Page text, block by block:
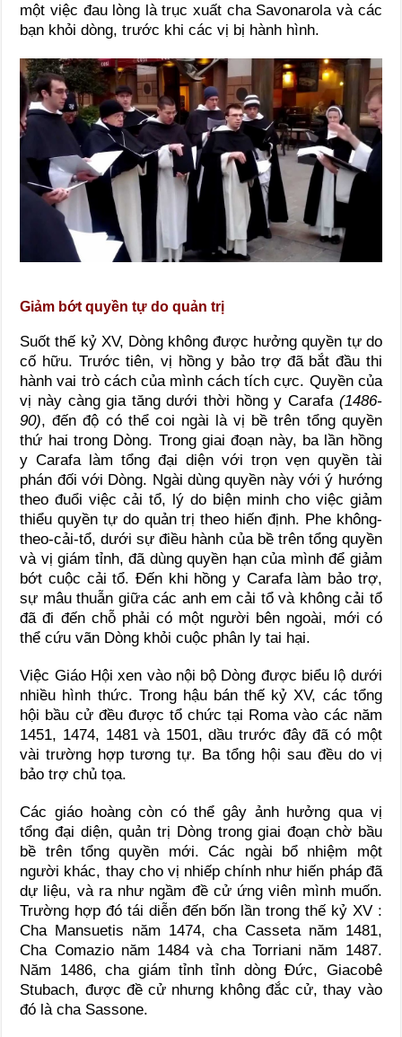
một việc đau lòng là trục xuất cha Savonarola và các
bạn khỏi dòng, trước khi các vị bị hành hình.
Giảm bớt quyền tự do quản trị
Suốt thế kỷ XV, Dòng không được hưởng quyền tự do
cố hữu. Trước tiên, vị hồng y bảo trợ đã bắt đầu thi
hành vai trò cách của mình cách tích cực. Quyền của
vị này càng gia tăng dưới thời hồng y Carafa (1486-
90), đến độ có thể coi ngài là vị bề trên tổng quyền
thứ hai trong Dòng. Trong giai đoạn này, ba lần hồng
y Carafa làm tổng đại diện với trọn vẹn quyền tài
phán đối với Dòng. Ngài dùng quyền này với ý hướng
theo đuổi việc cải tổ, lý do biện minh cho việc giảm
thiểu quyền tự do quản trị theo hiến định. Phe không-
theo-cải-tổ, dưới sự điều hành của bề trên tổng quyền
và vị giám tỉnh, đã dùng quyền hạn của mình để giảm
bớt cuộc cải tổ. Đến khi hồng y Carafa làm bảo trợ,
sự mâu thuẫn giữa các anh em cải tổ và không cải tổ
đã đi đến chỗ phải có một người bên ngoài, mới có
thể cứu vãn Dòng khỏi cuộc phân ly tai hại.
Việc Giáo Hội xen vào nội bộ Dòng được biểu lộ dưới
nhiều hình thức. Trong hậu bán thế kỷ XV, các tổng
hội bầu cử đều được tổ chức tại Roma vào các năm
1451, 1474, 1481 và 1501, dầu trước đây đã có một
vài trường hợp tương tự. Ba tổng hội sau đều do vị
bảo trợ chủ tọa.
Các giáo hoàng còn có thể gây ảnh hưởng qua vị
tổng đại diện, quản trị Dòng trong giai đoạn chờ bầu
bề trên tổng quyền mới. Các ngài bổ nhiệm một
người khác, thay cho vị nhiếp chính như hiến pháp đã
dự liệu, và ra như ngầm đề cử ứng viên mình muốn.
Trường hợp đó tái diễn đến bốn lần trong thế kỷ XV :
Cha Mansuetis năm 1474, cha Casseta năm 1481,
Cha Comazio năm 1484 và cha Torriani năm 1487.
Năm 1486, cha giám tỉnh tỉnh dòng Đức, Giacobê
Stubach, được đề cử nhưng không đắc cử, thay vào
đó là cha Sassone.